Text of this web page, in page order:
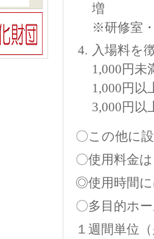
増
※研修室
入場料を
1,000円未
1,000円以
3,000円以
〇この他に
〇使用料金
◎使用時間に
〇多目的ホ
１週間単位